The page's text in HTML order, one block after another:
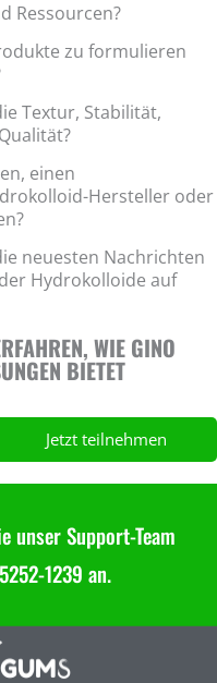
Ressourcen?
zu formulieren
Textur, Stabilität,
einen
Hersteller oder
neuesten Nachrichten
Hydrokolloide auf
WIE GINO
BIETET
Jetzt teilnehmen
unser Support-Team
1239 an.